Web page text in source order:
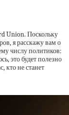
Union. Поскольку
я расскажу вам о
числу политиков:
это будет полезно
кто не станет